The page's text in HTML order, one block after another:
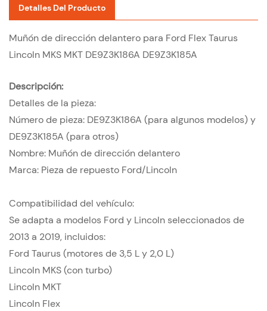
Detalles Del Producto
Muñón de dirección delantero para Ford Flex Taurus
Lincoln MKS MKT DE9Z3K186A DE9Z3K185A
Descripción:
Detalles de la pieza:
Número de pieza: DE9Z3K186A (para algunos modelos) y
DE9Z3K185A (para otros)
Nombre: Muñón de dirección delantero
Marca: Pieza de repuesto Ford/Lincoln
Compatibilidad del vehículo:
Se adapta a modelos Ford y Lincoln seleccionados de
2013 a 2019, incluidos:
Ford Taurus (motores de 3,5 L y 2,0 L)
Lincoln MKS (con turbo)
Lincoln MKT
Lincoln Flex